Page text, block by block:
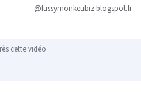
@fussymonkeubiz.blogspot.fr
cette vidéo